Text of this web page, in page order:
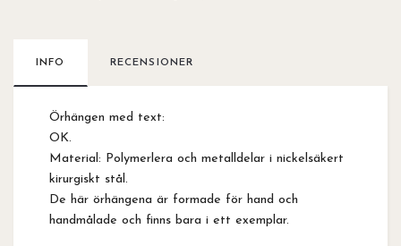
INFO RECENSIONER
Örhängen med text:
OK.
Material: Polymerlera och metalldelar i nickelsäkert
kirurgiskt stål.
De här örhängena är formade för hand och
handmålade och finns bara i ett exemplar.